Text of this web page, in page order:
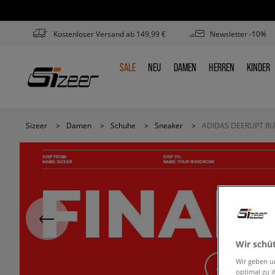
Kostenloser Versand ab 149,99 € Newsletter -10%
SALE
SALE NEU
NEU DAMEN
DAMEN HERREN
HERREN KINDER
KINDER
Sizeer > Damen > Schuhe > Sneaker > ADIDAS DEERUPT
Wir
Wir geben
optimal zu